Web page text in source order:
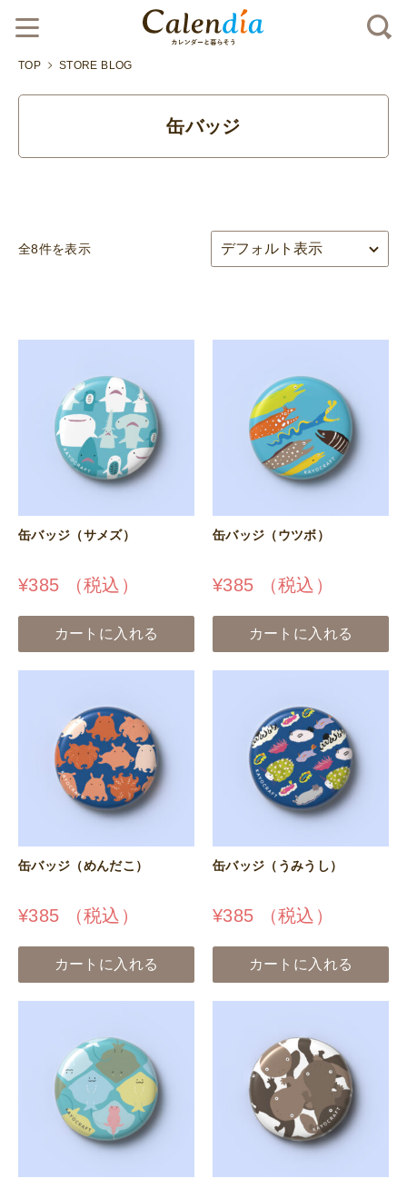
TOP STORE BLOG
缶バッジ
全8件を表示
缶バッジ（サメズ）
¥385 （税込）
カートに入れる
缶バッジ（ウツボ）
¥385 （税込）
カートに入れる
缶バッジ（めんだこ）
¥385 （税込）
カートに入れる
缶バッジ（うみうし）
¥385 （税込）
カートに入れる